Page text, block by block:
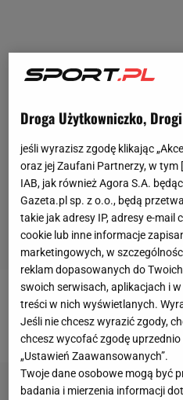
Tak kibicowały polskie
Senegal
Droga Użytkowniczko,
jeśli wyrazisz zgodę klikając
oraz jej Zaufani Partnerzy, w tym [
IAB, jak również Agora S.A.
Gazeta.pl sp. z o.o., będą
takie jak adresy IP, adresy e-
cookie lub inne informacje
marketingowych, w
reklam dopasowanych do
swoich serwisach, aplikacjach i
treści w nich wyświetlanych.
Jeśli nie chcesz wyrazić zgody,
chcesz wycofać zgodę
„Ustawień Zaawansowanych”.
Twoje dane osobowe mogą być
badania i mierzenia informacji